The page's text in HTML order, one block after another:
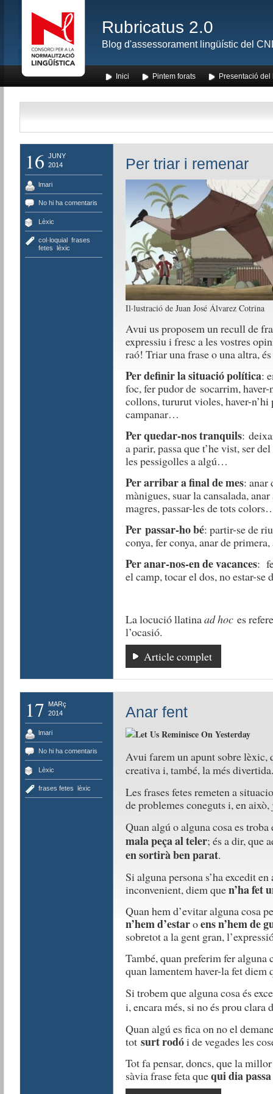
Rubricatus 2.0
Blog d'assessorament lingüístic del
Inici Pintem forats Presentació del
16 JUNY
2014
lmari
No hi ha comentaris
Lèxic
col·loquial, frases
fetes lèxic
Per triar i remenar
Il·lustració de Juan José Álvarez Cotrina
Avui us proposem un recull de
expressiu i fresc a les vostres
raó! Triar una frase o una altra,
Per definir la situació política:
foc, fer pudor de socarrim,
collons, tururut violes, haver-n’hi
campanar…
Per quedar-nos tranquils:
a parir, passa que t’he vist, ser
les pessigolles a algú…
Per arribar a final de mes: anar
mànigues, suar la cansalada,
magres, passar-les de tots
Per passar-ho bé: partir-se de
conya, fer conya, anar de
Per anar-nos-en de vacances:
el camp, tocar el dos, no estar-
La locució llatinaad hoces
l’ocasió.
Article complet
17
MARç
2014
lmari
No hi ha comentaris
Lèxic
frases fetes lèxic
Anar fent
Avui farem un apunt sobre lèxic,
creativa i, també, la més
Les frases fetes remeten a
de problemes coneguts i, en
Quan algú o alguna cosa es
mala peça al teler; és a dir, que
en sortirà ben parat.
Si alguna persona s’ha excedit
inconvenient, diem quen’ha fet
Quan hem d’evitar alguna cosa
n’hem d’estaroens n’hem de
sobretot a la gent gran,
També, quan preferim fer alguna
quan lamentem haver-la fet diem
Si trobem que alguna cosa és
i, encara més, si no és prou clara
Quan algú es fica on no el
tot surt rodói de vegades les
Tot fa pensar, doncs,que la millor
sàvia frase feta quequi dia